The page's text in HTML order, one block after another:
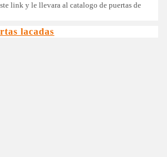
link y le llevara al catalogo de puertas de
lacadas